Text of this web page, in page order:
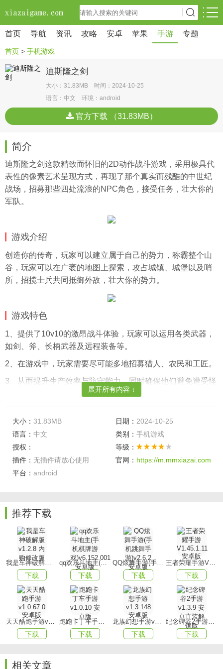
首页 导航 资讯 攻略 安卓 苹果 手游 专题
首页 > 手机游戏
迪斯隆之剑
大小：31.83MB 时间：2024-10-25
语言：中文 环境：android
官方下载 （31.83MB）
简介
迪斯隆之剑这款精致而怀旧的2D动作战斗游戏，采用极具代
表性的像素艺术呈现方式，再现了那个真实而残酷的中世纪
战场，招募那些四处流浪的NPC角色，接受任务，壮大你的
军队。
游戏介绍
创造你的传奇，玩家可以建立属于自己的势力，称霸整个山
谷，玩家可以在广袤的地图上探索，攻占城镇、城堡以及哨
所，招揽士兵共同抵御外敌，壮大你的势力。
游戏特色
1、提供了10v10的激昂战斗体验，玩家可以运用各类武器，
如剑、斧、长柄武器及远程装备等。
2、在游戏中，玩家需要尽可能多地招募猎人、农民和工匠。
3、从而提升生产效率与防守能力，同时确保他们避免遭受怪
1、戏设定于未知的岛屿之上，玩家在探索过程中需要关注宝
箱与隐藏资源，同时警惕潜在危险与怪物巢穴。
2、玩家可以选择成为人类或是农牧神般的角斗士，掌握与各
类武器相匹配的战斗技巧，如单手剑、双持、双手斧乃至长
地形，利用有限的资源在战乱纷飞的山谷中立足。
游戏优势
1、期待更多激动人心的小游戏，如竞技场锦标赛、钓鱼等，
以及引人入胜的任务系统与场景编辑器。
2、是一款极富创意且品质卓越的像素风格横版PRG类型游
戏;该游戏独树一帜的2D对战玩法。
3、得益于丰富多彩的游戏模式，无疑能够满足绝大多数玩家
的个性化需求。
游戏玩法
1、玩家们可以根据个人喜好自由选择挑战模式，尽享不同的
展开所有内容 ↓
大小： 31.83MB 日期： 2024-10-25
语言： 中文 类别： 手机游戏
授权：
等级：
插件： 无插件请放心使用 官网： https://m.mmxiazai.com
平台： android
推荐下载
我是车神破解版v1.2.8 内购修改版
下载
qq欢乐斗地主(手机棋牌游戏)v6.152.001安卓版
下载
QQ炫舞手游(手机跳舞手游)v2.6.2 安卓版
下载
王者荣耀手游V1.45.1.11 安卓版
下载
天天酷跑手游v1.0.67.0安卓版
下载
跑跑卡丁车手游v1.0.10 安卓版
下载
龙族幻想手游v1.3.148 安卓版
下载
纪念碑谷2手游v1.3.9 安卓直装解锁版
下载
相关文章